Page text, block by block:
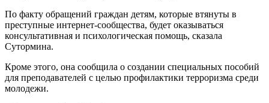
По факту обращений граждан детям, которые втянуты в
преступные интернет-сообщества, будет оказываться
консультативная и психологическая помощь, сказала
Сутормина.
Кроме этого, она сообщила о создании специальных пособий
для преподавателей с целью профилактики терроризма среди
молодежи.